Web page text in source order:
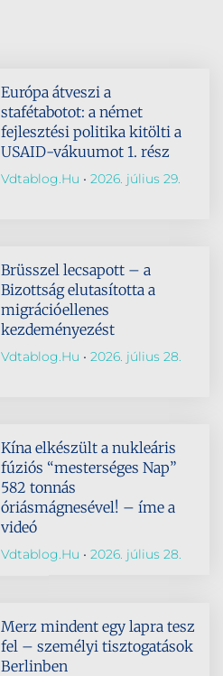
Európa átveszi a
stafétabotot: a német
fejlesztési politika kitölti a
USAID-vákuumot 1. rész
Vdtablog.hu 2026. július 29.
Brüsszel lecsapott – a
Bizottság elutasította a
migrációellenes
kezdeményezést
Vdtablog.hu 2026. július 28.
Kína elkészült a nukleáris
fúziós “mesterséges Nap”
582 tonnás
óriásmágnesével! – íme a
videó
Vdtablog.hu 2026. július 28.
Merz mindent egy lapra tesz
fel – személyi tisztogatások
Berlinben